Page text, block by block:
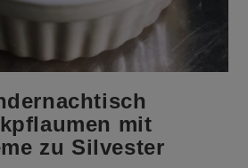
mit
zu Silvester